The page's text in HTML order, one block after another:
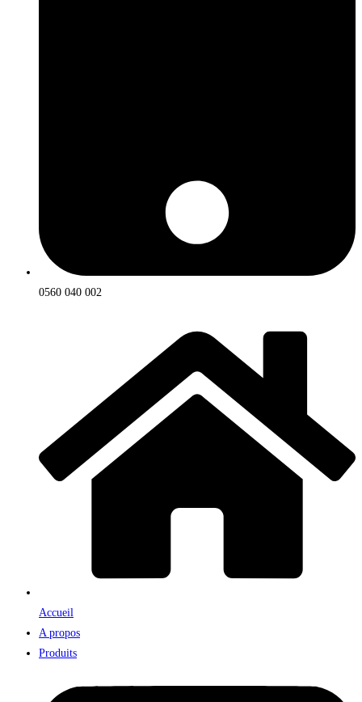
0560 040 002
Accueil
A propos
Produits